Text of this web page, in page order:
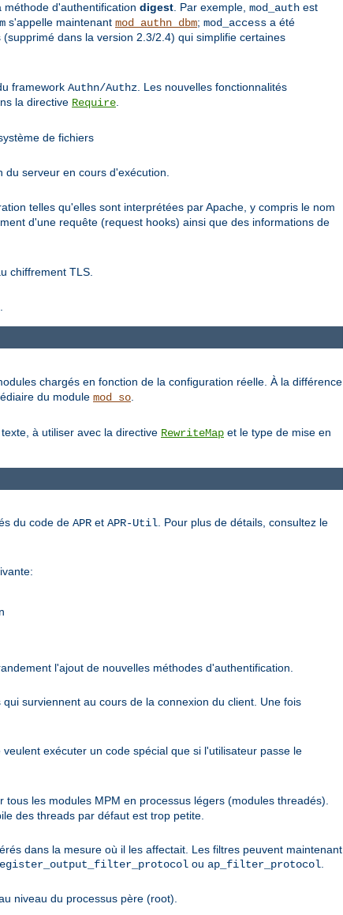
d'authentification digest . Par exemple, mod_auth est
s'appelle maintenant mod_authn_dbm; mod_access a été
dans la version 2.3/2.4) qui simplifie certaines
framework Authn/Authz . Les nouvelles fonctionnalités
la directive Require
de fichiers
serveur en cours d'exécution.
telles qu'elles sont interprétées par Apache, y compris le nom
d'une requête (request hooks) ainsi que des informations de
chiffrement TLS.
chargés en fonction de la configuration réelle. À la différence
du module mod_so.
à utiliser avec la directive RewriteMap et le type de mise en
du code de APR et APR-Util . Pour plus de détails, consultez le
l'ajout de nouvelles méthodes d'authentification.
qui surviennent au cours de la connexion du client. Une fois
veulent exécuter un code spécial que si l'utilisateur passe le
les modules MPM en processus légers (modules threadés).
des threads par défaut est trop petite.
dans la mesure où il les affectait. Les filtres peuvent maintenant
ou ap_filter_protocol
niveau du processus père (root).